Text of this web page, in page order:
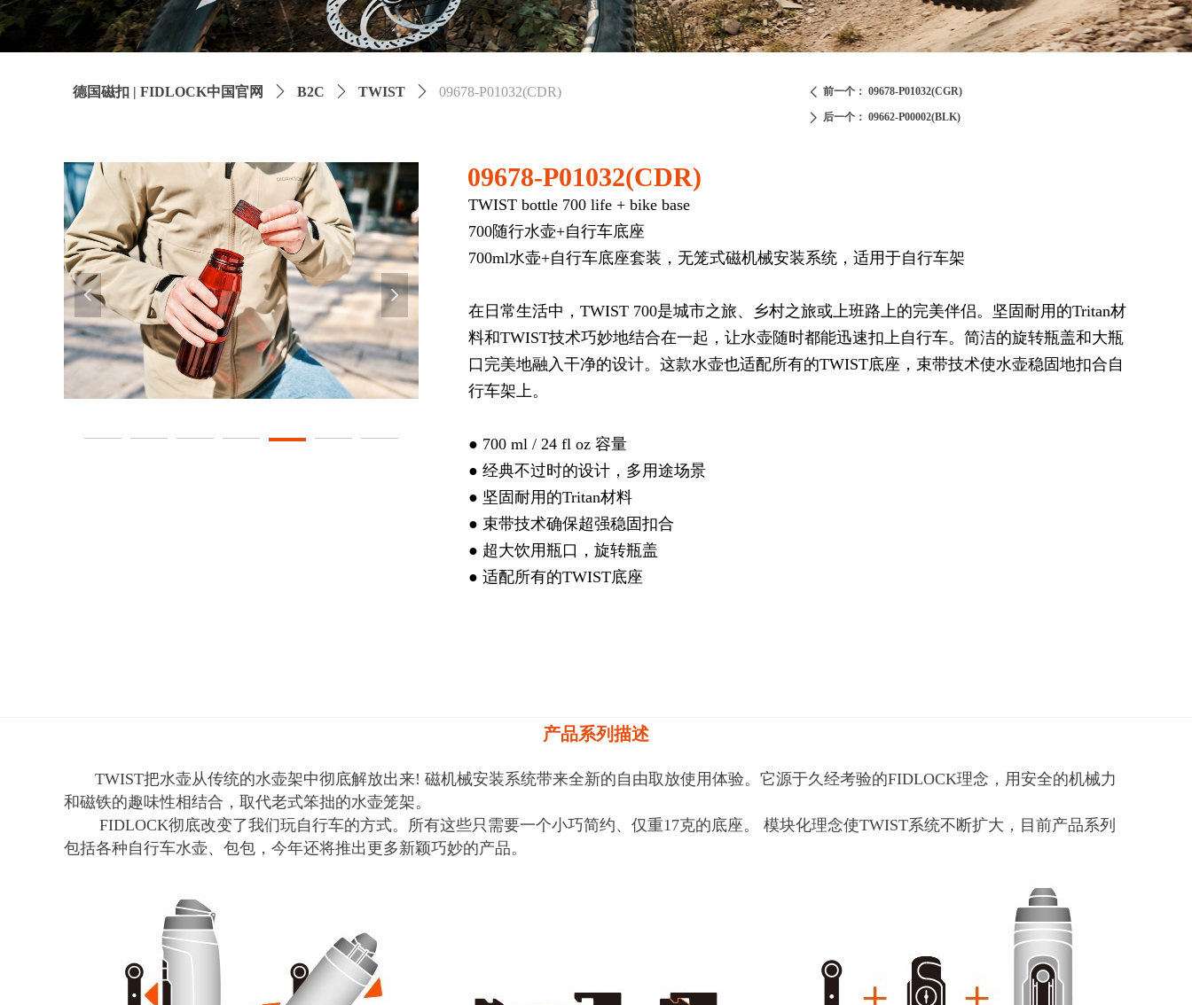
德国磁扣 | FIDLOCK中国官网 ꄲ B2C ꄲ TWIST ꄲ 09678-P01032(CDR)
넳 넲
09678-P01032(CDR)
TWIST bottle 700 life + bike base
700随⾏⽔壶+⾃⾏⻋底座
700ml水壶+自行车底座套装，无笼式磁机械安装系统，适用于自行车架
在日常生活中，TWIST 700是城市之旅、乡村之旅或上班路上的完美伴侣。坚固耐用的Tritan材
料和TWIST技术巧妙地结合在一起，让水壶随时都能迅速扣上自行车。简洁的旋转瓶盖和大瓶
口完美地融入干净的设计。这款水壶也适配所有的TWIST底座，束带技术使水壶稳固地扣合自
行车架上。
● 700 ml / 24 fl oz 容量
● 经典不过时的设计，多用途场景
● 坚固耐用的Tritan材料
● 束带技术确保超强稳固扣合
● 超大饮用瓶口，旋转瓶盖
● 适配所有的TWIST底座
产品系列描述
TWIST把水壶从传统的水壶架中彻底解放出来! 磁机械安装系统带来全新的自由取放使用体验。它源于久经考验的FIDLOCK理念，用安全的机械力
和磁铁的趣味性相结合，取代老式笨拙的水壶笼架。
FIDLOCK彻底改变了我们玩自行车的方式。 所有这些只需要一个小巧简约、仅重17克的底座。 模块化理念使TWIST系统不断扩大，目前产品系列
包括各种自行车水壶、包包，今年还将推出更多新颖巧妙的产品。
ꄲ 后一个： 09662-P00002(BLK)
ꄴ 前一个： 09678-P01032(CGR)